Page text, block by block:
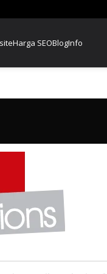
Harga SEOBlogInfo